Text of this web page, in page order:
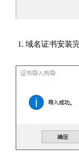
域名证书安装